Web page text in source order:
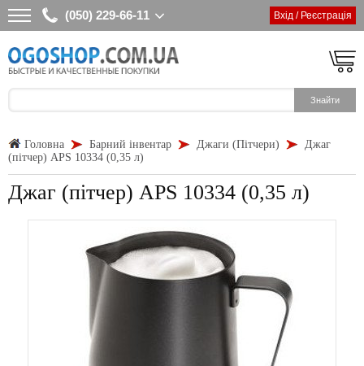
(050) 229-66-11 Вхід / Реєстрація
Головна Барний інвентар Джаги (Пітчери)
Джаг
(пітчер) APS 10334 (0,35 л)
Джаг (пітчер) APS 10334 (0,35 л)